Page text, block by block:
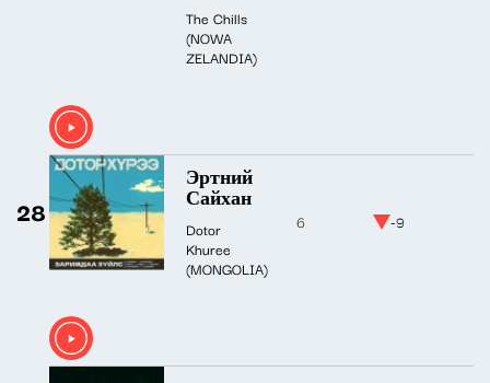
The Chills
(NOWA
ZELANDIA)
28
Эртний
Сайхан
Dotor
Khuree
(MONGOLIA)
6 -9